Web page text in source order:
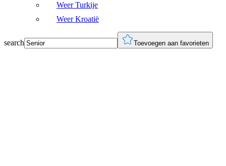
Weer Turkije
Weer Kroatië
search Toevoegen aan favorieten